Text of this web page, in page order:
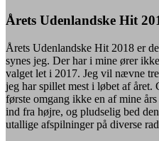
Årets Udenlandske Hit
Årets Udenlandske Hit 2018 er
synes jeg. Der har i mine ører
valget let i 2017. Jeg vil nævne
jeg har spillet mest i løbet af året.
første omgang ikke en af mine
ind fra højre, og pludselig bed
utallige afspilninger på diverse